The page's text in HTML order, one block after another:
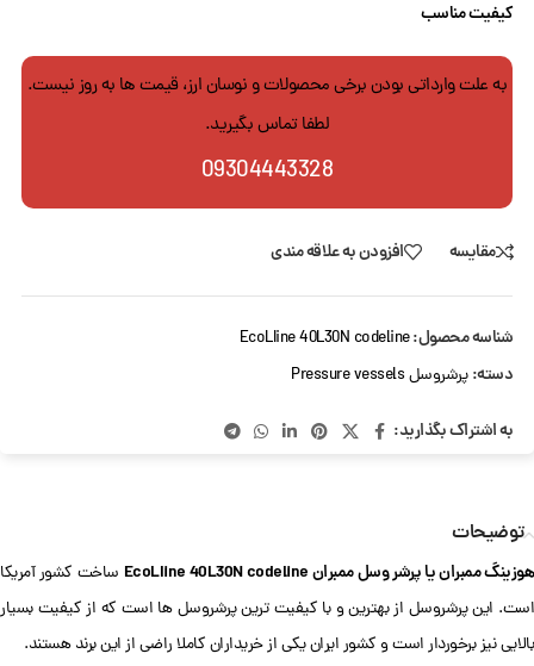
کیفیت مناسب
به علت وارداتی بودن برخی محصولات و نوسان ارز، قیمت ها به روز نیست.
لطفا تماس بگیرید.
09304443328
مقایسه افزودن به علاقه مندی
شناسه محصول:EcoLIine 40L30N codeline
دسته: پرشروسل Pressure vessels
به اشتراک بگذارید:
توضیحات
هوزینگ ممبران یا پرشر وسل ممبران EcoLIine 40L30N codeline
ساخت کشور آمریکا
است. این پرشروسل از بهترین و با کیفیت ترین پرشروسل ها است که از کیفیت بسیار
بالایی نیز برخوردار است و کشور ایران یکی از خریداران کاملا راضی از این برند هستند.